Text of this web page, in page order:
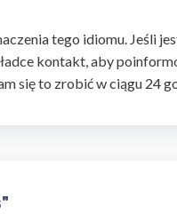
tego idiomu. Jeśli
kontakt, aby
się to zrobić w ciągu 24